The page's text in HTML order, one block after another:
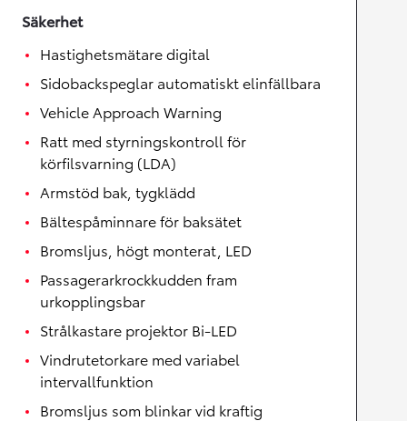
Säkerhet
Hastighetsmätare digital
Sidobackspeglar automatiskt elinfällbara
Vehicle Approach Warning
Ratt med styrningskontroll för
körfilsvarning (LDA)
Armstöd bak, tygklädd
Bältespåminnare för baksätet
Bromsljus, högt monterat, LED
Passagerarkrockkudden fram
urkopplingsbar
Strålkastare projektor Bi-LED
Vindrutetorkare med variabel
intervallfunktion
Bromsljus som blinkar vid kraftig